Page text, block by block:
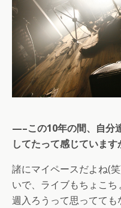
—–この10年の間、自分
してたって感じています
諸にマイペースだよね(
いで、ライブもちょこ
週入ろうって思ってて